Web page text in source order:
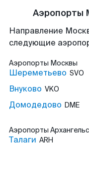
Аэропорты
Направление
следующие
Аэропорты Москвы
Шереметьево SVO
Внуково VKO
Домодедово DME
Аэропорты
Талаги ARH